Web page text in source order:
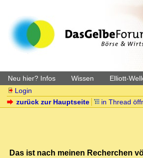
Neu hier? Infos Wissen Elliott-
Login
zurück zur Hauptseite
in Thread
Das ist nach meinen Recherchen